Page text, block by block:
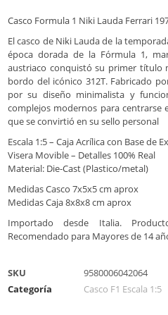
Casco Formula 1 Niki Lauda Ferrari
El casco de Niki Lauda de la
época dorada de la Fórmula 1,
austriaco conquistó su primer título
bordo del icónico 312T. Fabricado
por su diseño minimalista y
complejos modernos para centrarse
que se convirtió en su sello personal
Escala 1:5 – Caja Acrílica con Base de
Visera Movible – Detalles 100% Real
Material: Die-Cast (Plastico/metal)
Medidas Casco 7x5x5 cm aprox
Medidas Caja 8x8x8 cm aprox
Importado desde Italia.
Recomendado para Mayores de 14
SKU
9580006042064
Categoría
Casco F1 Escala 1:5